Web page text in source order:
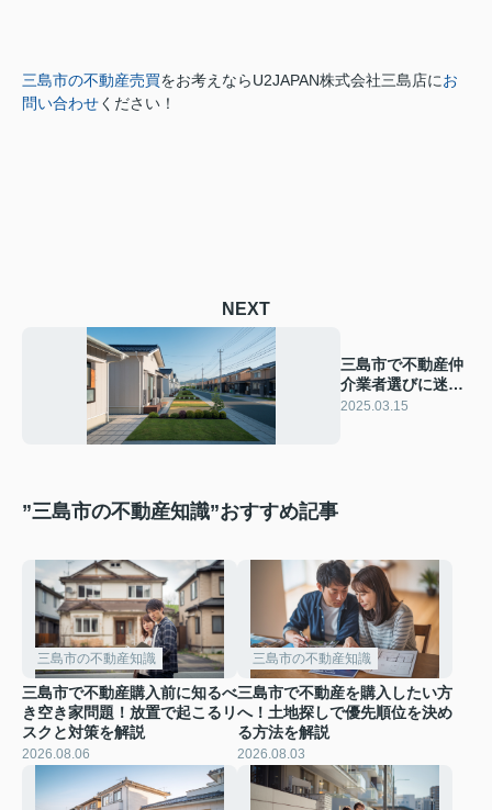
三島市の不動産売買をお考えならU2JAPAN株式会社三島店にお
問い合わせください！
NEXT
三島市で不動産仲
介業者選びに迷
う？不動産購入の
2025.03.15
”三島市の不動産知識”おすすめ記事
三島市の不動産知識
三島市で不動産購入前に知るべ
き空き家問題！放置で起こるリ
スクと対策を解説
2026.08.06
三島市の不動産知識
三島市で不動産を購入したい方
へ！土地探しで優先順位を決め
る方法を解説
2026.08.03